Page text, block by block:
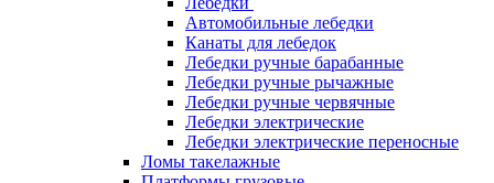
Автомобильные лебедки
Канаты для лебедок
Лебедки ручные барабанные
Лебедки ручные рычажные
Лебедки ручные червячные
Лебедки электрические
Лебедки электрические переносные
Ломы такелажные